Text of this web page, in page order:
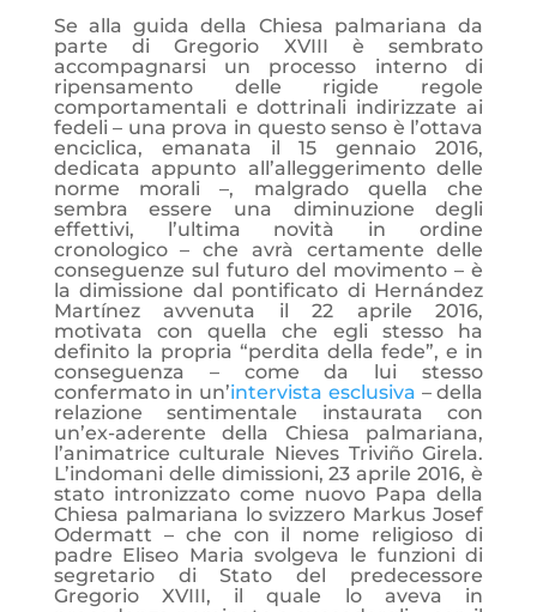
Se alla guida della Chiesa palmariana da
parte di Gregorio XVIII è sembrato
accompagnarsi un processo interno di
ripensamento delle rigide regole
comportamentali e dottrinali indirizzate ai
fedeli – una prova in questo senso è l’ottava
enciclica, emanata il 15 gennaio 2016,
dedicata appunto all’alleggerimento delle
norme morali –, malgrado quella che
sembra essere una diminuzione degli
effettivi, l’ultima novità in ordine
cronologico – che avrà certamente delle
conseguenze sul futuro del movimento – è
la dimissione dal pontificato di Hernández
Martínez avvenuta il 22 aprile 2016,
motivata con quella che egli stesso ha
definito la propria “perdita della fede”, e in
conseguenza – come da lui stesso
confermato in un’intervista esclusiva – della
relazione sentimentale instaurata con
un’ex-aderente della Chiesa palmariana,
l’animatrice culturale Nieves Triviño Girela.
L’indomani delle dimissioni, 23 aprile 2016, è
stato intronizzato come nuovo Papa della
Chiesa palmariana lo svizzero Markus Josef
Odermatt – che con il nome religioso di
padre Eliseo Maria svolgeva le funzioni di
segretario di Stato del predecessore
Gregorio XVIII, il quale lo aveva in